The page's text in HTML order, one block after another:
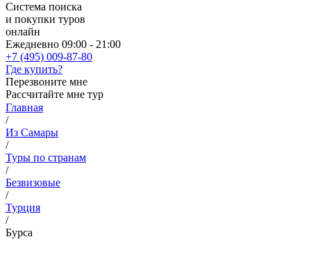
Система поиска
и покупки туров
онлайн
Ежедневно 09:00 - 21:00
+7 (495) 009-87-80
Где купить?
Перезвоните мне
Рассчитайте мне тур
Главная
/
Из Самары
/
Туры по странам
/
Безвизовые
/
Турция
/
Бурса